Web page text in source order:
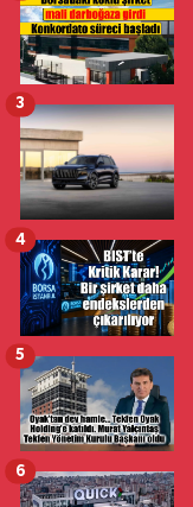
3
4
5
6